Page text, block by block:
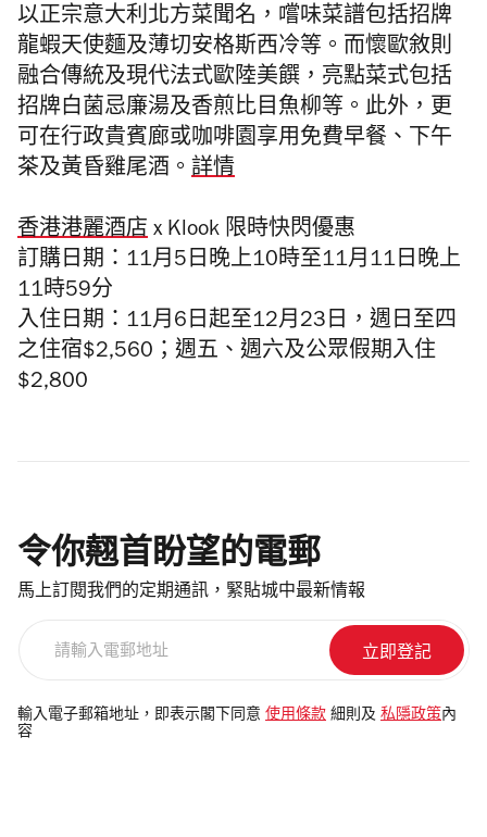
以正宗意大利北方菜聞名 ， 嚐味菜譜包括招牌
龍蝦天使麵及薄切安格斯西冷等。而懷歐敘則
融合傳統及現代法式歐陸美饌 ， 亮點菜式包括
招牌白菌忌廉湯及香煎比目魚柳等。此外，更
可在行政貴賓廊或咖啡園享用免費早餐、下午
茶及黃昏雞尾酒。 詳情
香港港麗酒店 x Klook 限時快閃優惠
訂購日期： 11月5日晚上10時至11月11日晚上
11時59分
入住日期： 11月6日起至12月23日，週日至四
之住宿$2,560； 週五、 週六及公眾假期入住
$2,800
令你翹首盼望的電郵
馬上訂閱我們的定期通訊，緊貼城中最新情報
電
郵
輸入電子郵箱地址，即表示閣下同意 使用條款 細則及 私隱政策 內
容